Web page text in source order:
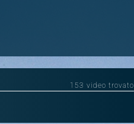
153 video trovato